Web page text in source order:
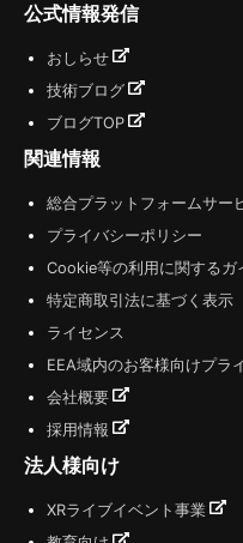
公式情報発信
おしらせ
技術ブログ
ブログTOP
関連情報
総合プラットフォームサー
プライバシーポリシー
Cookie等の利用に関するガ
特定商取引法に基づく表示
ライセンス
EEA域内のお客様向けプラ
会社概要
採用情報
法人様向け
XRライブイベント事業